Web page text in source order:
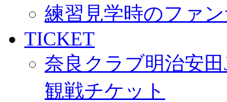
練習見学時のファ
TICKET
奈良クラブ明治安
観戦チケット